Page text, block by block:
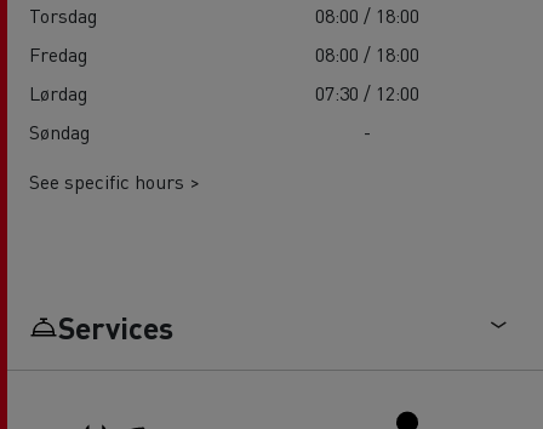
Torsdag
08:00 / 18:00
Fredag
08:00 / 18:00
Lørdag
07:30 / 12:00
Søndag
-
See specific hours >
Services